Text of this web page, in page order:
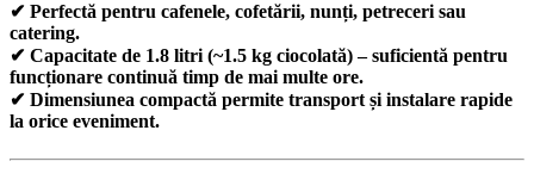
✔ Perfectă pentru cafenele, cofetării, nunți, petreceri sau
catering.
✔ Capacitate de 1.8 litri (~1.5 kg ciocolată)– suficientă pentru
funcționare continuă timp de mai multe ore.
✔ Dimensiunea compactă permite transport și instalare rapide
la orice eveniment.